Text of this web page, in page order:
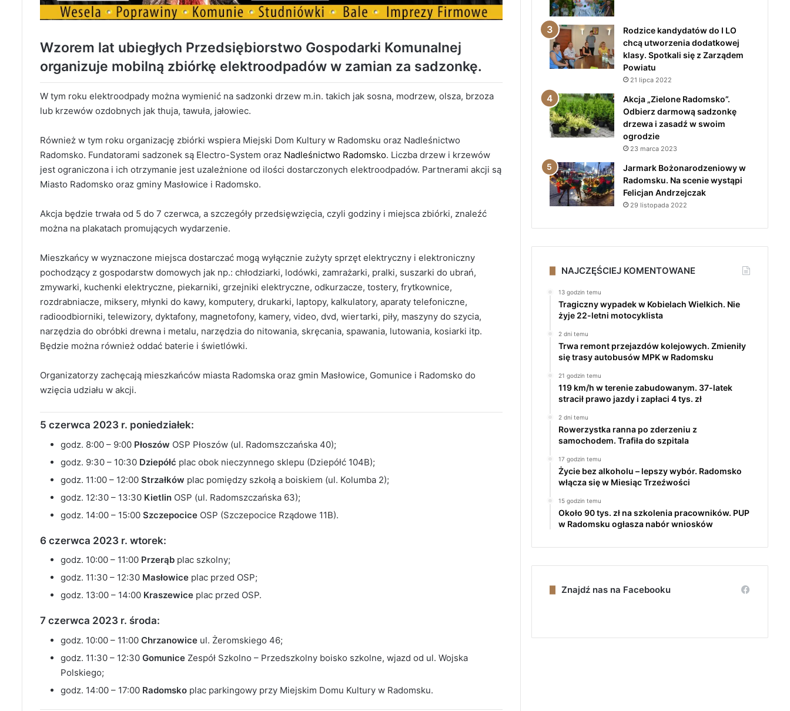
Wzorem lat ubiegłych Przedsiębiorstwo Gospodarki Komunalnej
organizuje mobilną zbiórkę elektroodpadów w zamian za sadzonkę.
W tym roku elektroodpady można wymienić na sadzonki drzew m.in. takich jak sosna, modrzew, olsza, brzoza
lub krzewów ozdobnych jak thuja, tawuła, jałowiec.
Również w tym roku organizację zbiórki wspiera Miejski Dom Kultury w Radomsku oraz Nadleśnictwo
Radomsko. Fundatorami sadzonek są Electro-System oraz Nadleśnictwo Radomsko. Liczba drzew i krzewów
jest ograniczona i ich otrzymanie jest uzależnione od ilości dostarczonych elektroodpadów. Partnerami akcji są
Miasto Radomsko oraz gminy Masłowice i Radomsko.
Akcja będzie trwała od 5 do 7 czerwca, a szczegóły przedsięwzięcia, czyli godziny i miejsca zbiórki, znaleźć
można na plakatach promujących wydarzenie.
Mieszkańcy w wyznaczone miejsca dostarczać mogą wyłącznie zużyty sprzęt elektryczny i elektroniczny
pochodzący z gospodarstw domowych jak np.: chłodziarki, lodówki, zamrażarki, pralki, suszarki do ubrań,
zmywarki, kuchenki elektryczne, piekarniki, grzejniki elektryczne, odkurzacze, tostery, frytkownice,
rozdrabniacze, miksery, młynki do kawy, komputery, drukarki, laptopy, kalkulatory, aparaty telefoniczne,
radioodbiorniki, telewizory, dyktafony, magnetofony, kamery, video, dvd, wiertarki, piły, maszyny do szycia,
narzędzia do obróbki drewna i metalu, narzędzia do nitowania, skręcania, spawania, lutowania, kosiarki itp.
Będzie można również oddać baterie i świetlówki.
Organizatorzy zachęcają mieszkańców miasta Radomska oraz gmin Masłowice, Gomunice i Radomsko do
wzięcia udziału w akcji.
5 czerwca 2023 r. poniedziałek:
godz. 8:00 – 9:00 Płoszów OSP Płoszów (ul. Radomszczańska 40);
godz. 9:30 – 10:30 Dziepółć plac obok nieczynnego sklepu (Dziepółć 104B);
godz. 11:00 – 12:00 Strzałków plac pomiędzy szkołą a boiskiem (ul. Kolumba 2);
godz. 12:30 – 13:30 Kietlin OSP (ul. Radomszczańska 63);
godz. 14:00 – 15:00 Szczepocice OSP (Szczepocice Rządowe 11B).
6 czerwca 2023 r. wtorek:
godz. 10:00 – 11:00 Przerąb plac szkolny;
godz. 11:30 – 12:30 Masłowice plac przed OSP;
godz. 13:00 – 14:00 Kraszewice plac przed OSP.
7 czerwca 2023 r. środa:
godz. 10:00 – 11:00 Chrzanowice ul. Żeromskiego 46;
godz. 11:30 – 12:30 Gomunice Zespół Szkolno – Przedszkolny boisko szkolne, wjazd od ul. Wojska
Polskiego;
godz. 14:00 – 17:00 Radomsko plac parkingowy przy Miejskim Domu Kultury w Radomsku.
Rodzice kandydatów do I LO
chcą utworzenia dodatkowej
klasy. Spotkali się z Zarządem
Powiatu
21 lipca 2022
Akcja „Zielone Radomsko”.
Odbierz darmową sadzonkę
drzewa i zasadź w swoim
ogrodzie
23 marca 2023
Jarmark Bożonarodzeniowy w
Radomsku. Na scenie wystąpi
Felicjan Andrzejczak
29 listopada 2022
NAJCZĘŚCIEJ KOMENTOWANE
13 godzin temu
Tragiczny wypadek w Kobielach Wielkich. Nie
żyje 22-letni motocyklista
2 dni temu
Trwa remont przejazdów kolejowych. Zmieniły
się trasy autobusów MPK w Radomsku
21 godzin temu
119 km/h w terenie zabudowanym. 37-latek
stracił prawo jazdy i zapłaci 4 tys. zł
2 dni temu
Rowerzystka ranna po zderzeniu z
samochodem. Trafiła do szpitala
17 godzin temu
Życie bez alkoholu – lepszy wybór. Radomsko
włącza się w Miesiąc Trzeźwości
15 godzin temu
Około 90 tys. zł na szkolenia pracowników. PUP
w Radomsku ogłasza nabór wniosków
Znajdź nas na Facebooku